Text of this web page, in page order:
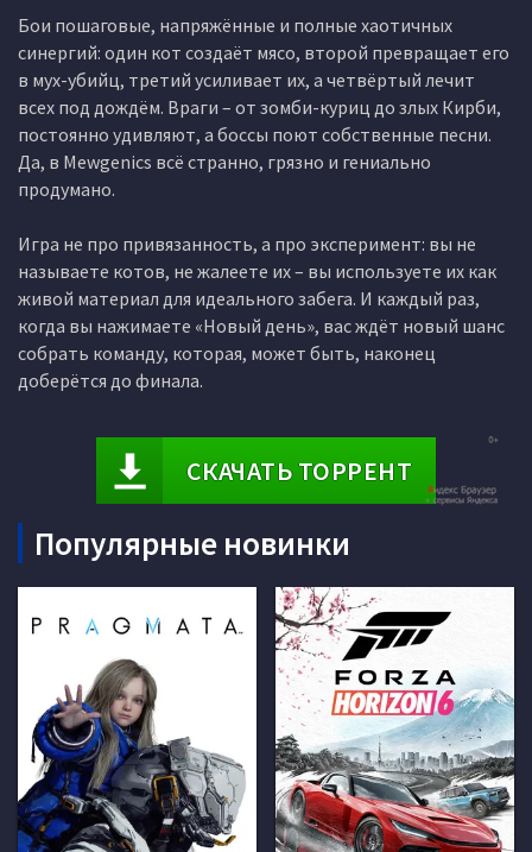
Бои пошаговые, напряжённые и полные хаотичных
синергий: один кот создаёт мясо, второй превращает его
в мух-убийц, третий усиливает их, а четвёртый лечит
всех под дождём. Враги – от зомби-куриц до злых Кирби,
постоянно удивляют, а боссы поют собственные песни.
Да, в Mewgenics всё странно, грязно и гениально
продумано.
Игра не про привязанность, а про эксперимент: вы не
называете котов, не жалеете их – вы используете их как
живой материал для идеального забега. И каждый раз,
когда вы нажимаете «Новый день», вас ждёт новый шанс
собрать команду, которая, может быть, наконец
доберётся до финала.
СКАЧАТЬ ТОРРЕНТ
Популярные новинки